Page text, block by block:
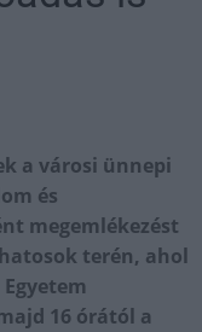
a városi ünnepi
és
megemlékezést
terén, ahol
16 órától a